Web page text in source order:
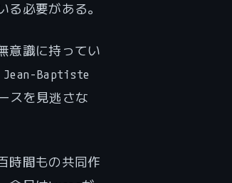
必要がある。
意識に持ってい
Jean-Baptiste
スを見逃さな
時間もの共同作